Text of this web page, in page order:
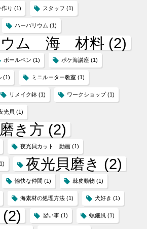
り (1) スタッフ (1)
ハーバリウム (1)
ウム 海 材料 (2)
ボールペン (1) ポケ海講座 (1)
(1) ミニルーター教室 (1)
リメイク鉢 (1) ワークショップ(1)
光貝 (1)
き方 (2)
夜光貝カット 動画 (1)
夜光貝磨き (2)
愉快な仲間 (1) 棘皮動物 (1)
海素材の処理方法 (1) 犬好き (1)
(2) 習い事 (1) 螺鈿風 (1)